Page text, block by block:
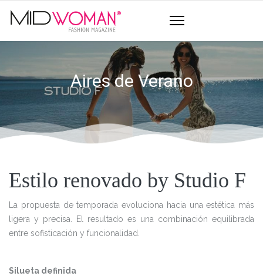
Aires de Verano
Estilo renovado by Studio F
La propuesta de temporada evoluciona hacia una estética más
ligera y precisa. El resultado es una combinación equilibrada
entre sofisticación y funcionalidad.
Silueta definida